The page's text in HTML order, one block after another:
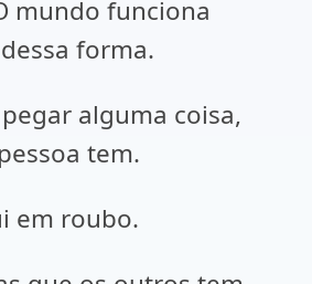
mundo funciona
forma.
alguma coisa,
tem.
em roubo.